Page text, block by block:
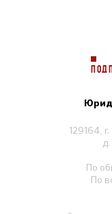
129164,
По
По